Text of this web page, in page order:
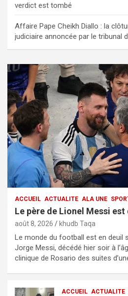
verdict est tombé
Affaire Pape Cheikh Diallo : la
judiciaire annoncée par le tribunal
ACCUEIL ACTUALITE ALA UNE
Le père de Lionel Messi est
août 8, 2026 khudb Taqa
Le monde du football est en deuil
Jorge Messi, décédé hier soir à
clinique de Rosario des suites
ACCUEIL ACTUALITE